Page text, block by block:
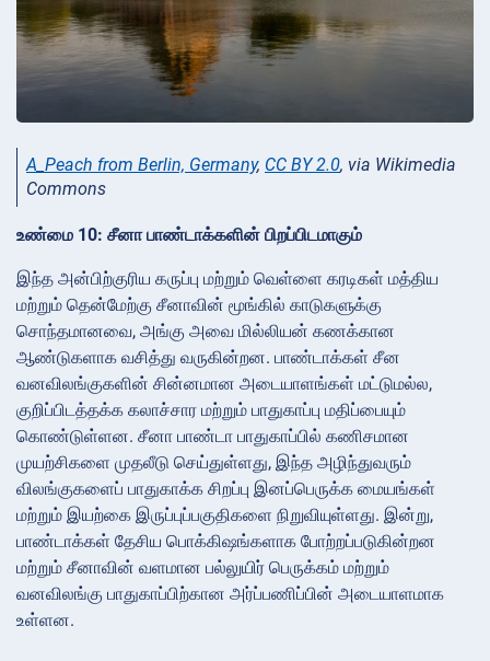
A_Peach from Berlin, Germany, CC BY 2.0, via Wikimedia
Commons
உண்மை 10: சீனா பாண்டாக்களின் பிறப்பிடமாகும்
இந்த அன்பிற்குரிய கருப்பு மற்றும் வெள்ளை கரடிகள் மத்திய
மற்றும் தென்மேற்கு சீனாவின் மூங்கில் காடுகளுக்கு
சொந்தமானவை, அங்கு அவை மில்லியன் கணக்கான
ஆண்டுகளாக வசித்து வருகின்றன. பாண்டாக்கள் சீன
வனவிலங்குகளின் சின்னமான அடையாளங்கள் மட்டுமல்ல,
குறிப்பிடத்தக்க கலாச்சார மற்றும் பாதுகாப்பு மதிப்பையும்
கொண்டுள்ளன. சீனா பாண்டா பாதுகாப்பில் கணிசமான
முயற்சிகளை முதலீடு செய்துள்ளது, இந்த அழிந்துவரும்
விலங்குகளைப் பாதுகாக்க சிறப்பு இனப்பெருக்க மையங்கள்
மற்றும் இயற்கை இருப்புப்பகுதிகளை நிறுவியுள்ளது. இன்று,
பாண்டாக்கள் தேசிய பொக்கிஷங்களாக போற்றப்படுகின்றன
மற்றும் சீனாவின் வளமான பல்லுயிர் பெருக்கம் மற்றும்
வனவிலங்கு பாதுகாப்பிற்கான அர்ப்பணிப்பின் அடையாளமாக
உள்ளன.